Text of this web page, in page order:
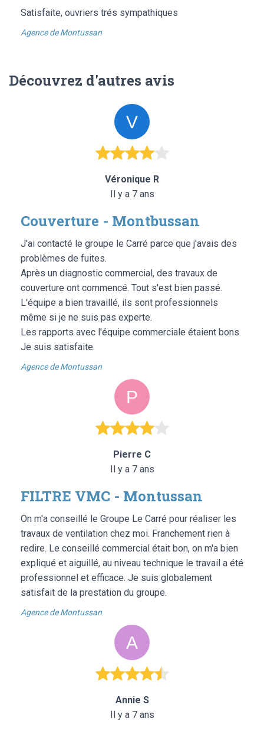
Satisfaite, ouvriers trés sympathiques
Agence de Montussan
Découvrez d'autres avis
Véronique R
Il y a 7 ans
Couverture - Montbussan
J'ai contacté le groupe le Carré parce que j'avais des
problèmes de fuites.
Après un diagnostic commercial, des travaux de
couverture ont commencé. Tout s'est bien passé.
L'équipe a bien travaillé, ils sont professionnels
même si je ne suis pas experte.
Les rapports avec l'équipe commerciale étaient bons.
Je suis satisfaite.
Agence de Montussan
Pierre C
Il y a 7 ans
FILTRE VMC - Montussan
On m'a conseillé le Groupe Le Carré pour réaliser les
travaux de ventilation chez moi. Franchement rien à
redire. Le conseillé commercial était bon, on m'a bien
expliqué et aiguillé, au niveau technique le travail a été
professionnel et efficace. Je suis globalement
satisfait de la prestation du groupe.
Agence de Montussan
Annie S
Il y a 7 ans